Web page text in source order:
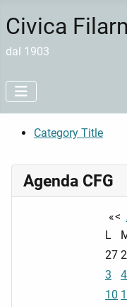
Civica
dal 1903
Category Title
Agenda CFG
«<
L
27
3
4
10